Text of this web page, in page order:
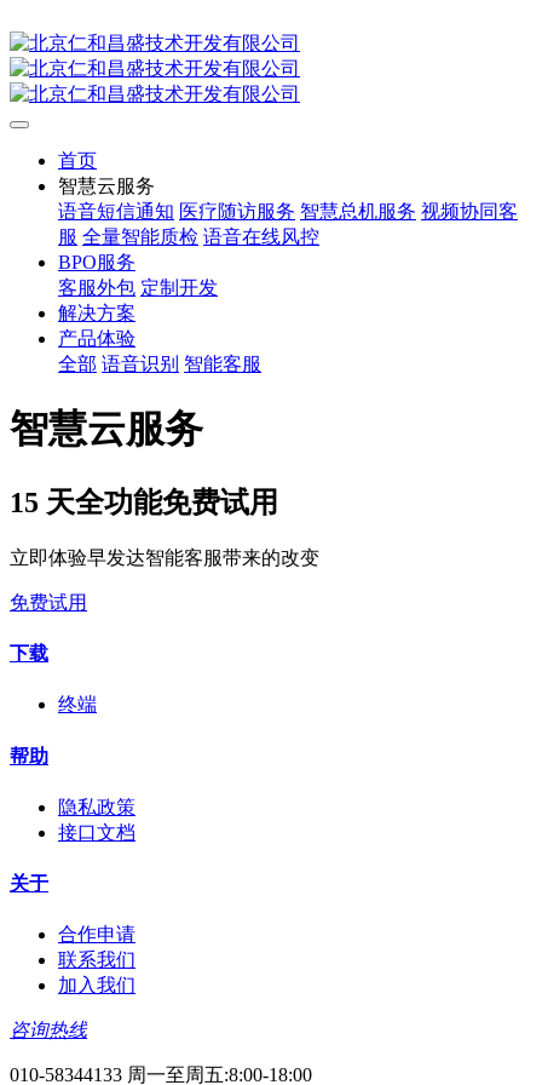
首页
智慧云服务
语音短信通知 医疗随访服务 智慧总机服务 视频协同客
服 全量智能质检 语音在线风控
BPO服务
客服外包 定制开发
解决方案
产品体验
全部 语音识别 智能客服
智慧云服务
15 天全功能免费试用
立即体验早发达智能客服带来的改变
免费试用
下载
终端
帮助
隐私政策
接口文档
关于
合作申请
联系我们
加入我们
咨询热线
010-58344133 周一至周五:8:00-18:00